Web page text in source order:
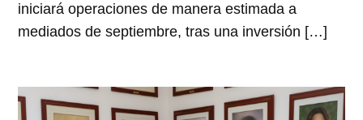
iniciará operaciones de manera estimada a
mediados de septiembre, tras una inversión […]